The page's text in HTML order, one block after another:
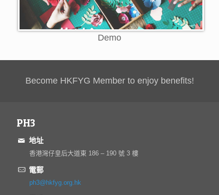
Demo
Become HKFYG Member to enjoy benefits!
PH3
地址
香港灣仔皇后大道東 186 – 190 號 3 樓
電郵
ph3@hkfyg.org.hk